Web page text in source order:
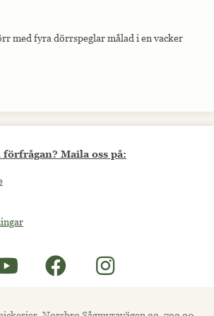
med fyra dörrspeglar målad i en vacker
Maila oss på: